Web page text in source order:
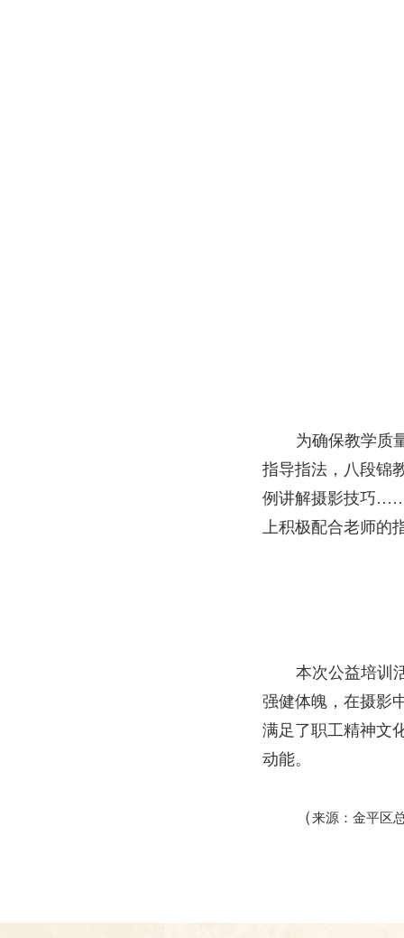
为确保教学质
指导指法，八段锦
例讲解摄影技巧……
上积极配合老师的
本次公益培训
强健体魄，在摄影
满足了职工精神文
动能。
（来源：金平区